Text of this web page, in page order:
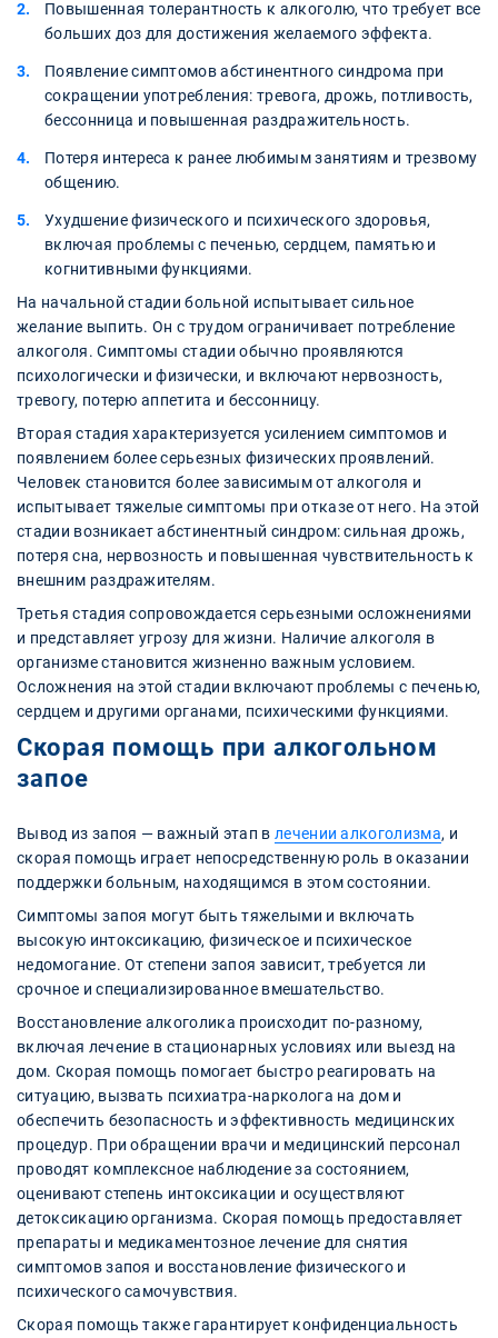
Повышенная толерантность к алкоголю, что требует все
больших доз для достижения желаемого эффекта.
Появление симптомов абстинентного синдрома при
сокращении употребления: тревога, дрожь, потливость,
бессонница и повышенная раздражительность.
Потеря интереса к ранее любимым занятиям и трезвому
общению.
Ухудшение физического и психического здоровья,
включая проблемы с печенью, сердцем, памятью и
когнитивными функциями.
На начальной стадии больной испытывает сильное
желание выпить. Он с трудом ограничивает потребление
алкоголя. Симптомы стадии обычно проявляются
психологически и физически, и включают нервозность,
тревогу, потерю аппетита и бессонницу.
Вторая стадия характеризуется усилением симптомов и
появлением более серьезных физических проявлений.
Человек становится более зависимым от алкоголя и
испытывает тяжелые симптомы при отказе от него. На этой
стадии возникает абстинентный синдром: сильная дрожь,
потеря сна, нервозность и повышенная чувствительность к
внешним раздражителям.
Третья стадия сопровождается серьезными осложнениями
и представляет угрозу для жизни. Наличие алкоголя в
организме становится жизненно важным условием.
Осложнения на этой стадии включают проблемы с печенью,
сердцем и другими органами, психическими функциями.
Скорая помощь при алкогольном
запое
Вывод из запоя — важный этап в лечении алкоголизма, и
скорая помощь играет непосредственную роль в оказании
поддержки больным, находящимся в этом состоянии.
Симптомы запоя могут быть тяжелыми и включать
высокую интоксикацию, физическое и психическое
недомогание. От степени запоя зависит, требуется ли
срочное и специализированное вмешательство.
Восстановление алкоголика происходит по-разному,
включая лечение в стационарных условиях или выезд на
дом. Скорая помощь помогает быстро реагировать на
ситуацию, вызвать психиатра-нарколога на дом и
обеспечить безопасность и эффективность медицинских
процедур. При обращении врачи и медицинский персонал
проводят комплексное наблюдение за состоянием,
оценивают степень интоксикации и осуществляют
детоксикацию организма. Скорая помощь предоставляет
препараты и медикаментозное лечение для снятия
симптомов запоя и восстановление физического и
психического самочувствия.
Скорая помощь также гарантирует конфиденциальность